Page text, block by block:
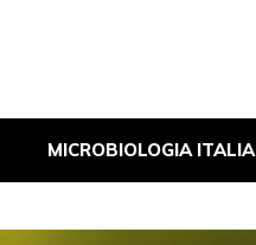
MICROBIOLOGIA ITALIA